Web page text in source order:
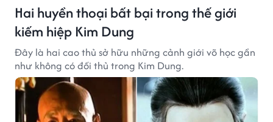
Hai huyền thoại bất bại trong thế giới
kiếm hiệp Kim Dung
Đây là hai cao thủ sở hữu những cảnh giới võ học gần
như không có đối thủ trong Kim Dung.